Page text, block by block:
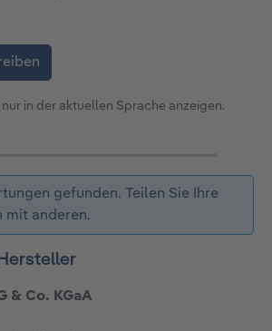
in der aktuellen Sprache anzeigen.
gefunden. Teilen Sie Ihre
mit anderen.
& Co. KGaA